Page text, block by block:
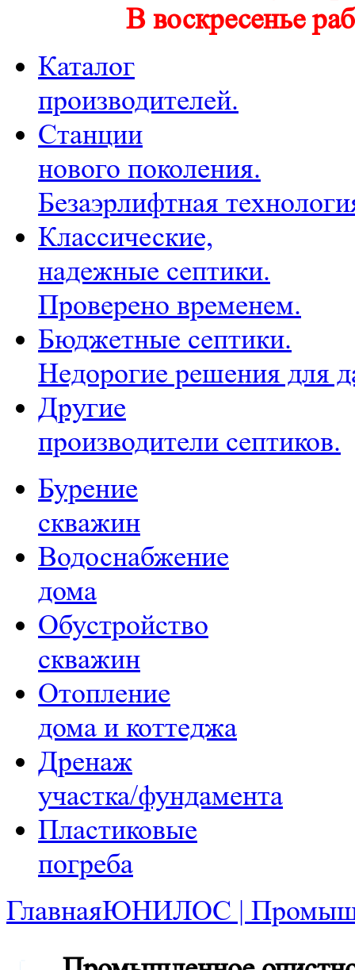
В воскресенье
Каталог
производителей.
Станции
нового поколения.
Безаэрлифтная
Классические,
надежные септики.
Проверено временем.
Бюджетные септики.
Недорогие решения для
Другие
производители септиков.
Бурение
скважин
Водоснабжение
дома
Обустройство
скважин
Отопление
дома и коттеджа
Дренаж
участка/фундамента
Пластиковые
погреба
ГлавнаяЮНИЛОС |